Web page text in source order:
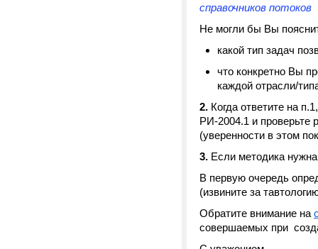
справочников потоков
Не могли бы Вы
какой тип задач
что конкретно Вы
каждой отрасли/
2. Когда ответите на
РИ-2004.1 и проверьте
(уверенности в этом
3. Если методика
В первую очередь
(извините за
Обратите внимание на
совершаемых при